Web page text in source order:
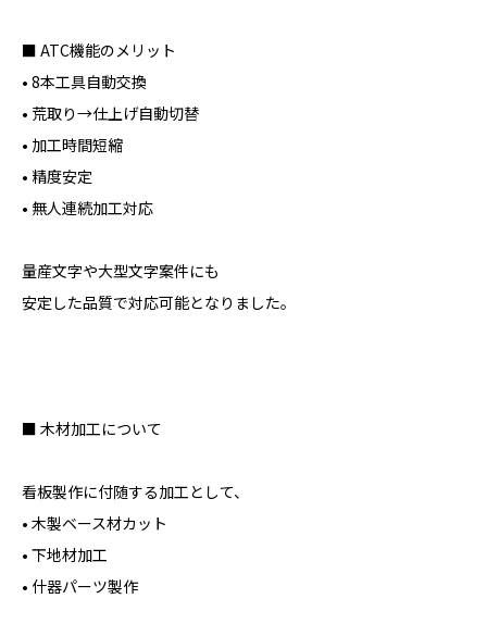
■ ATC機能のメリット
• 8本工具自動交換
• 荒取り→仕上げ自動切替
• 加工時間短縮
• 精度安定
• 無人連続加工対応
量産文字や大型文字案件にも
安定した品質で対応可能となりました。
■ 木材加工について
看板製作に付随する加工として、
• 木製ベース材カット
• 下地材加工
• 什器パーツ製作